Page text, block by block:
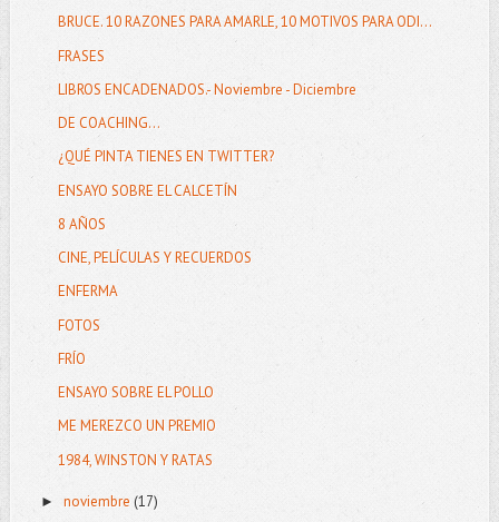
BRUCE. 10 RAZONES PARA AMARLE, 10 MOTIVOS PARA ODI...
FRASES
LIBROS ENCADENADOS.- Noviembre - Diciembre
DE COACHING...
¿QUÉ PINTA TIENES EN TWITTER?
ENSAYO SOBRE EL CALCETÍN
8 AÑOS
CINE, PELÍCULAS Y RECUERDOS
ENFERMA
FOTOS
FRÍO
ENSAYO SOBRE EL POLLO
ME MEREZCO UN PREMIO
1984, WINSTON Y RATAS
► noviembre (17)